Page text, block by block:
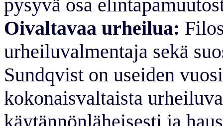
pysyvä osa
Oivaltavaa urheilua:
urheiluvalmentaja sekä
Sundqvist on useiden
kokonaisvaltaista
käytännönläheisesti ja